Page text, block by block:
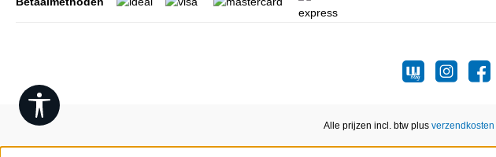
Alle prijzen incl. btw plus verzendkosten
Show toolbar